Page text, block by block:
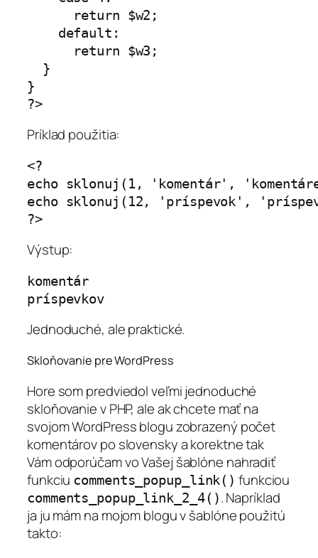
      return $w2;
    default:
      return $w3;
  }
}
?>
Príklad použitia:
<?
echo sklonuj(1, 'komentár',
echo sklonuj(12, 'príspevok',
?>
Výstup:
komentár
Jednoduché, ale praktické.
Skloňovanie pre WordPress
Hore som predviedol veľmi jednoduché
skloňovanie v PHP, ale ak chcete mať na
svojom WordPress blogu zobrazený počet
komentárov po slovensky a korektne tak
Vám odporúčam vo Vašej šablóne nahradiť
funkciu comments_popup_link() funkciou
comments_popup_link_2_4(). Napríklad
ja ju mám na mojom blogu v šablóne použitú
takto: